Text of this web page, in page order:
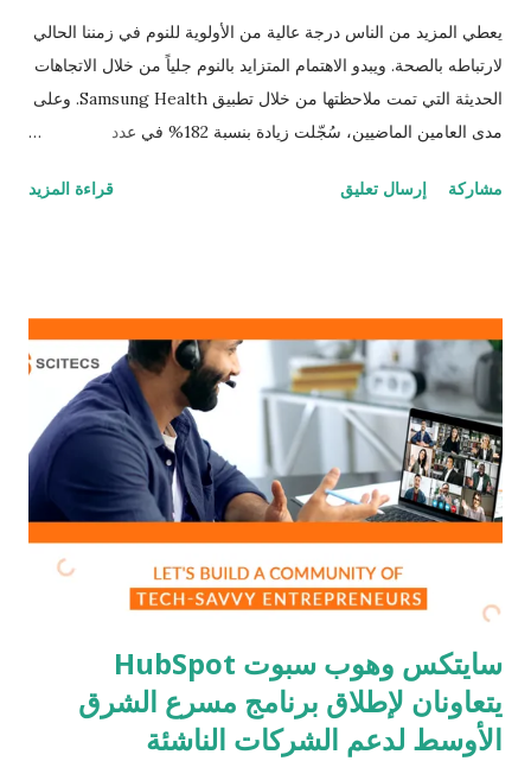
يعطي المزيد من الناس درجة عالية من الأولوية للنوم في زمننا الحالي
لارتباطه بالصحة. ويبدو الاهتمام المتزايد بالنوم جلياً من خلال الاتجاهات
الحديثة التي تمت ملاحظتها من خلال تطبيق Samsung Health. وعلى
مدى العامين الماضيين، سُجّلت زيادة بنسبة 182% في عدد
في الأسبوع لمدة عام. ورغم ذلك يطرح هذا السؤال نفسه: هل نحن ننام
أن الاهتمام بصحة النوم الشخصية قد ارتفع بشكل كبير، إلا أن الحقيقة
المؤسفة هي أن جودة النوم التي يحصل عليها الناس كل ليلة تنخفض
تدريجياً، ما يعني أن العالم يواجه معضلة حقيقية تتعلق بلنوم. العالم
دقائق إلى 6 ساعات و 59 دقيقة عالمياً، وهو ما يقل عن عتبة السبع
ساعات الأساسية التي أوصت بها المؤسسة الوطنية للنوم. (طالع
مشاركة إرسال تعليق قراءة المزيد
سايتكس وهوب سبوت HubSpot
يتعاونان لإطلاق برنامج مسرع الشرق
الأوسط لدعم الشركات الناشئة